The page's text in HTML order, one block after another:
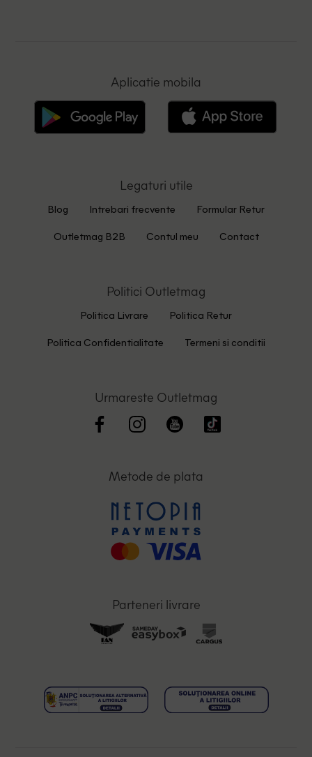
Aplicatie mobila
Legaturi utile
Blog Intrebari frecvente Formular Retur
Outletmag B2B Contul meu Contact
Politici Outletmag
Politica Livrare Politica Retur
Politica Confidentialitate Termeni si conditii
Urmareste Outletmag
Metode de plata
Parteneri livrare